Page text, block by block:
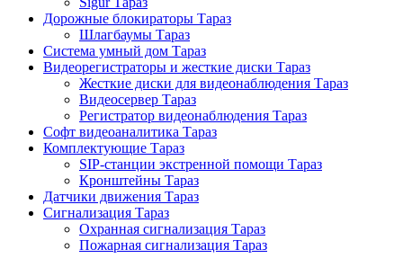
Дорожные блокираторы Тараз
Шлагбаумы Тараз
Система умный дом Тараз
Видеорегистраторы и жесткие диски Тараз
Жесткие диски для видеонаблюдения Тараз
Видеосервер Тараз
Регистратор видеонаблюдения Тараз
Софт видеоаналитика Тараз
Комплектующие Тараз
SIP-станции экстренной помощи Тараз
Кронштейны Тараз
Датчики движения Тараз
Сигнализация Тараз
Охранная сигнализация Тараз
Пожарная сигнализация Тараз